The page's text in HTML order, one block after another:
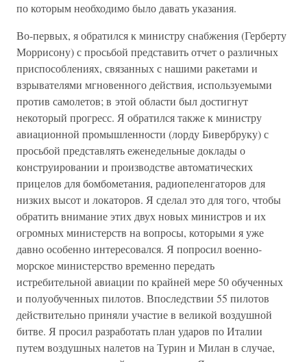
по которым необходимо было давать указания.
Во-первых, я обратился к министру снабжения (Герберту
Моррисону) с просьбой представить отчет о различных
приспособлениях, связанных с нашими ракетами и
взрывателями мгновенного действия, используемыми
против самолетов; в этой области был достигнут
некоторый прогресс. Я обратился также к министру
авиационной промышленности (лорду Бивербруку) с
просьбой представлять еженедельные доклады о
конструировании и производстве автоматических
прицелов для бомбометания, радиопеленгаторов для
низких высот и локаторов. Я сделал это для того, чтобы
обратить внимание этих двух новых министров и их
огромных министерств на вопросы, которыми я уже
давно особенно интересовался. Я попросил военно-
морское министерство временно передать
истребительной авиации по крайней мере 50 обученных
и полуобученных пилотов. Впоследствии 55 пилотов
действительно приняли участие в великой воздушной
битве. Я просил разработать план ударов по Италии
путем воздушных налетов на Турин и Милан в случае,